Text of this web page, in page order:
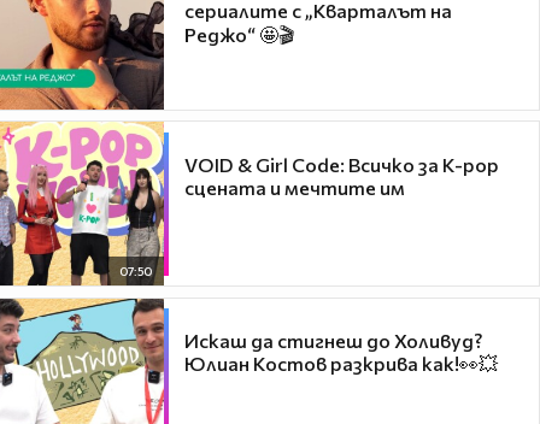
сериалите с „Кварталът на
Реджо“ 🤩🎬
07:50
VOID & Girl Code: Всичко за K-pop
сцената и мечтите им
Искаш да стигнеш до Холивуд?
Юлиан Костов разкрива как!👀💥